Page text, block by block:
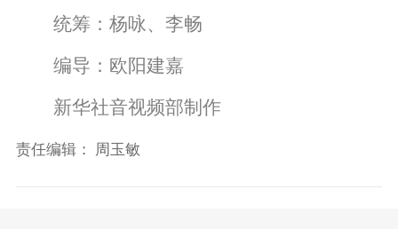
统筹：杨咏、李畅
编导：欧阳建嘉
新华社音视频部制作
责任编辑： 周玉敏